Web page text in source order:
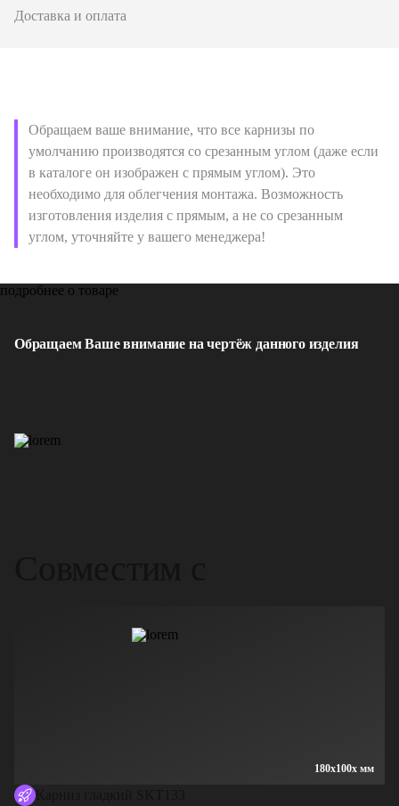
Доставка и оплата
Обращаем ваше внимание, что все карнизы по
умолчанию производятся со срезанным углом (даже если
в каталоге он изображен с прямым углом). Это
необходимо для облегчения монтажа. Возможность
изготовления изделия с прямым, а не со срезанным
углом, уточняйте у вашего менеджера!
подробнее о товаре
Обращаем Ваше внимание на чертёж данного изделия
180x100x мм